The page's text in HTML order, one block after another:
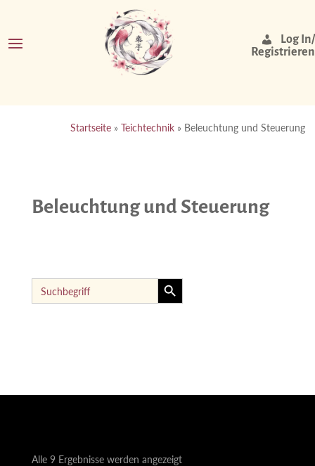
Log In/
Registrieren
Startseite » Teichtechnik » Beleuchtung und Steuerung
Beleuchtung und Steuerung
Search
for:
Search Button
Alle 9 Ergebnisse werden angezeigtNach